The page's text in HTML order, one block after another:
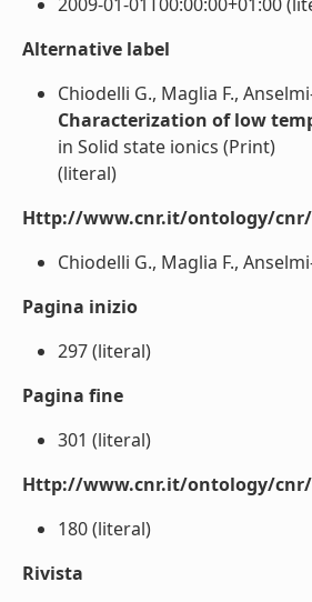
Alternative label
Chiodelli G., Maglia F.,
Characterization of low
in Solid state ionics (Print)
(literal)
Http://www.cnr.it/ontology/
Chiodelli G., Maglia F.,
Pagina inizio
297 (literal)
Pagina fine
301 (literal)
Http://www.cnr.it/ontology/
180 (literal)
Rivista